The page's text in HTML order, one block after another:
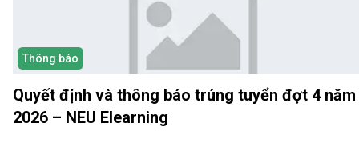
Thông báo
Quyết định và thông báo trúng tuyển đợt 4 năm
2026 – NEU Elearning